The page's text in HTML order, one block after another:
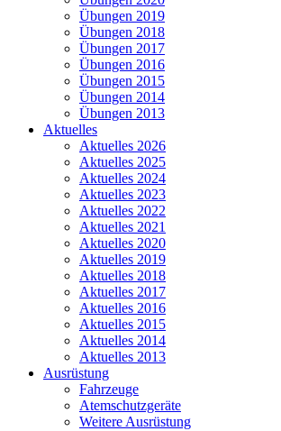
Übungen 2019
Übungen 2018
Übungen 2017
Übungen 2016
Übungen 2015
Übungen 2014
Übungen 2013
Aktuelles
Aktuelles 2026
Aktuelles 2025
Aktuelles 2024
Aktuelles 2023
Aktuelles 2022
Aktuelles 2021
Aktuelles 2020
Aktuelles 2019
Aktuelles 2018
Aktuelles 2017
Aktuelles 2016
Aktuelles 2015
Aktuelles 2014
Aktuelles 2013
Ausrüstung
Fahrzeuge
Atemschutzgeräte
Weitere Ausrüstung